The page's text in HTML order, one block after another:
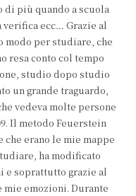
più quando a scuola
verifica ecc… Grazie al
modo per studiare, che
resa conto col tempo
studio dopo studio
un grande traguardo,
vedeva molte persone
Il metodo Feuerstein
erano le mie mappe
ha modificato
e soprattutto grazie al
emozioni. Durante